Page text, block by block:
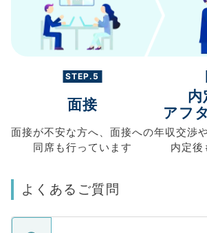
STEP.5
面接
面接が不安な方へ、 面接への
同席も行っています
内
アフ
年収交渉
内定後
よくあるご質問